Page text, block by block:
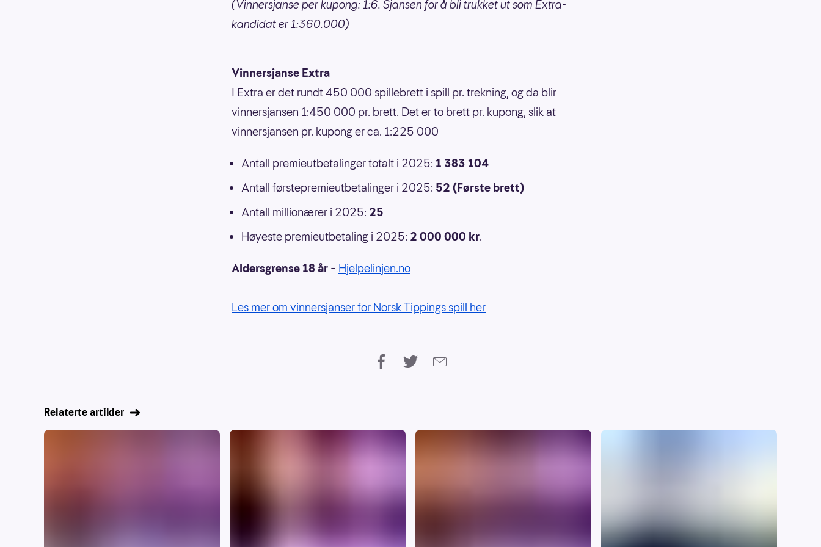
(Vinnersjanse per kupong: 1:6. Sjansen for å bli trukket ut som Extra-
kandidat er 1:360.000)
Vinnersjanse Extra
I Extra er det rundt 450 000 spillebrett i spill pr. trekning, og da blir
vinnersjansen 1:450 000 pr. brett. Det er to brett pr. kupong, slik at
vinnersjansen pr. kupong er ca. 1:225 000
Antall premieutbetalinger totalt i 2025: 1 383 104
Antall førstepremieutbetalinger i 2025: 52 (Første brett)
Antall millionærer i 2025: 25
Høyeste premieutbetaling i 2025: 2 000 000 kr.
Aldersgrense 18 år – Hjelpelinjen.no
Les mer om vinnersjanser for Norsk Tippings spill her
Relaterte artikler